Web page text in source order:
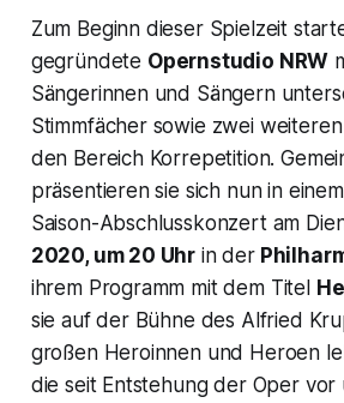
Zum Beginn dieser Spielzeit
gegründete Opernstudio NRW
Sängerinnen und Sängern
Stimmfächer sowie zwei
den Bereich Korrepetition.
präsentieren sie sich nun in
Saison-Abschlusskonzert am
2020, um 20 Uhr in der
ihrem Programm mit dem Titel
sie auf der Bühne des Alfried
großen Heroinnen und Heroen
die seit Entstehung der Oper